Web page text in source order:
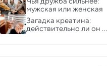
физиологи
мужская или женская
Загадка креатина:
действительно ли он
мозгу?